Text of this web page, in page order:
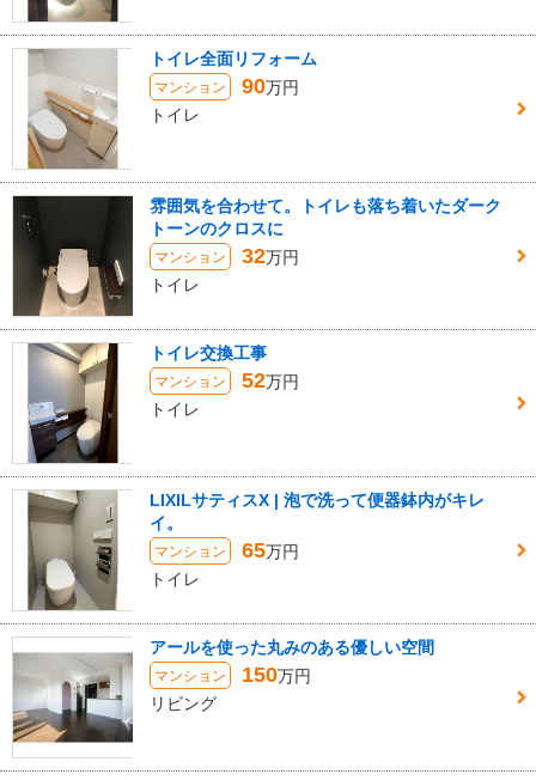
トイレ全面リフォーム
マンション 90万円
トイレ
雰囲気を合わせて。トイレも落ち着いたダーク
トーンのクロスに
マンション 32万円
トイレ
トイレ交換工事
マンション 52万円
トイレ
LIXILサティスX | 泡で洗って便器鉢内がキレ
イ。
マンション 65万円
トイレ
アールを使った丸みのある優しい空間
マンション 150万円
リビング